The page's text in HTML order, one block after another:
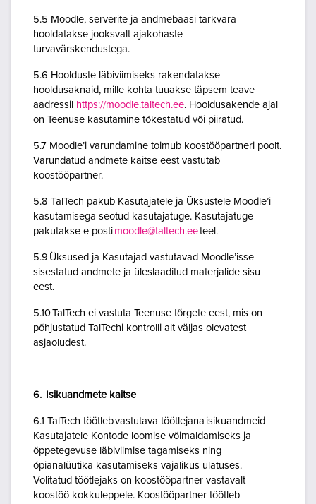
5.5 Moodle, serverite ja andmebaasi tarkvara
hooldatakse jooksvalt ajakohaste
turvavärskendustega.
5.6 Hoolduste läbiviimiseks rakendatakse
hooldusaknaid, mille kohta tuuakse täpsem teave
aadressil https://moodle.taltech.ee. Hooldusakende ajal
on Teenuse kasutamine tõkestatud või piiratud.
5.7 Moodle’i varundamine toimub koostööpartneri poolt.
Varundatud andmete kaitse eest vastutab
koostööpartner.
5.8 TalTech pakub Kasutajatele ja Üksustele Moodle’i
kasutamisega seotud kasutajatuge. Kasutajatuge
pakutakse e-posti moodle@taltech.eeteel.
5.9 Üksused ja Kasutajad vastutavad Moodle’isse
sisestatud andmete ja üleslaaditud materjalide sisu
eest.
5.10 TalTech ei vastuta Teenuse tõrgete eest, mis on
põhjustatud TalTechi kontrolli alt väljas olevatest
asjaoludest.
6. Isikuandmete kaitse
6.1 TalTech töötleb vastutava töötlejana isikuandmeid
Kasutajatele Kontode loomise võimaldamiseks ja
õppetegevuse läbiviimise tagamiseks ning
õpianalüütika kasutamiseks vajalikus ulatuses.
Volitatud töötlejaks on koostööpartner vastavalt
koostöö kokkuleppele. Koostööpartner töötleb